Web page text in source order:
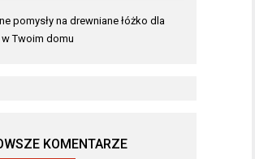
pomysły na drewniane łóżko dla
Twoim domu
KOMENTARZE